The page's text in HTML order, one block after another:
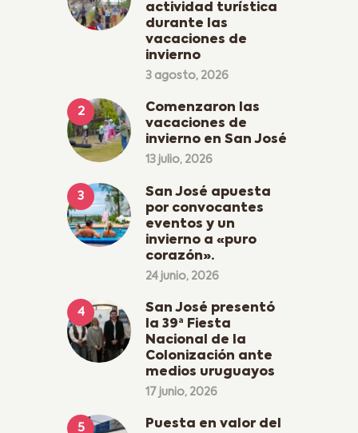
actividad turística
durante las
vacaciones de
invierno
3 agosto, 2026
Comenzaron las
vacaciones de
invierno en San José
13 julio, 2026
San José apuesta
por convocantes
eventos y un
invierno a «puro
corazón».
24 junio, 2026
San José presentó
la 39ª Fiesta
Nacional de la
Colonización ante
medios uruguayos
17 junio, 2026
Puesta en valor del